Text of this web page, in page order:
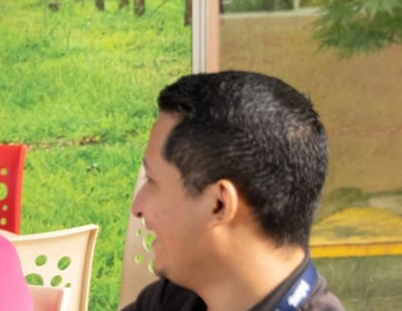
Food Service Noticias